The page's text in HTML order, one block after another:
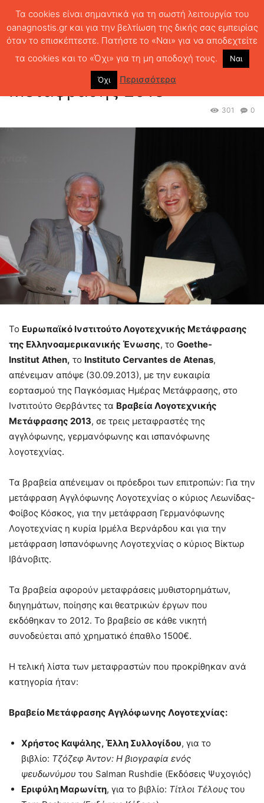
Βραβεία Λογοτεχνικής Μετάφρασης 2013
Βραβεία Λογοτεχνικής
Μετάφρασης 2013
0
301
Το Ευρωπαϊκό Ινστιτούτο Λογοτεχνικής Μετάφρασης
της Ελληνοαμερικανικής Ένωσης, το Goethe-
Institut Athen, το Instituto Cervantes de Atenas,
απένειμαν απόψε (30.09.2013), με την ευκαιρία
εορτασμού της Παγκόσμιας Ημέρας Μετάφρασης, στο
Ινστιτούτο Θερβάντες τα Βραβεία Λογοτεχνικής
Μετάφρασης 2013, σε τρεις μεταφραστές της
αγγλόφωνης, γερμανόφωνης και ισπανόφωνης
λογοτεχνίας.
Τα βραβεία απένειμαν οι πρόεδροι των επιτροπών: Για την
μετάφραση Αγγλόφωνης Λογοτεχνίας ο κύριος Λεωνίδας-
Φοίβος Κόσκος, για την μετάφραση Γερμανόφωνης
Λογοτεχνίας η κυρία Ιρμέλα Βερνάρδου και για την
μετάφραση Ισπανόφωνης Λογοτεχνίας ο κύριος Βίκτωρ
Ιβάνοβιτς.
Τα βραβεία αφορούν μεταφράσεις μυθιστορημάτων,
διηγημάτων, ποίησης και θεατρικών έργων που
εκδόθηκαν το 2012. Το βραβείο σε κάθε νικητή
συνοδεύεται από χρηματικό έπαθλο 1500€.
Η τελική λίστα των μεταφραστών που προκρίθηκαν ανά
κατηγορία ήταν:
Βραβείο Μετάφρασης Αγγλόφωνης Λογοτεχνίας:
Χρήστος Καψάλης, Έλλη Συλλογίδου, για το
βιβλίο: Τζόζεφ Άντον: Η βιογραφία ενός
ψευδωνύμου του Salman Rushdie (Εκδόσεις Ψυχογιός)
Εριφύλη Μαρωνίτη, για το βιβλίο: Τίτλοι Τέλους του
Τα cookies είναι σημαντικά για τη σωστή λειτουργία του
oanagnostis.gr και για την βελτίωση της δικής σας εμπειρίας
όταν το επισκέπτεστε. Πατήστε το «Ναι» για να αποδεχτείτε
τα cookies και το «Όχι» για τη μη αποδοχή τους.
Ναι
Όχι Περισσότερα